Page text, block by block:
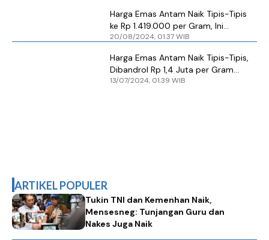
Harga Emas Antam Naik Tipis-Tipis
ke Rp 1.419.000 per Gram, Ini
Rinciannya
20/08/2024, 01.37 WIB
Harga Emas Antam Naik Tipis-Tipis,
Dibandrol Rp 1,4 Juta per Gram
Sabtu Pagi
13/07/2024, 01.39 WIB
ARTIKEL POPULER
Tukin TNI dan Kemenhan Naik,
Mensesneg: Tunjangan Guru dan
Nakes Juga Naik